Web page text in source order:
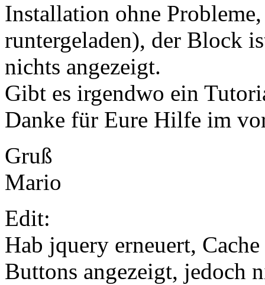
Installation ohne
runtergeladen), der Block
nichts angezeigt.
Gibt es irgendwo ein
Danke für Eure Hilfe im
Gruß
Mario
Edit:
Hab jquery erneuert,
Buttons angezeigt, jedoch